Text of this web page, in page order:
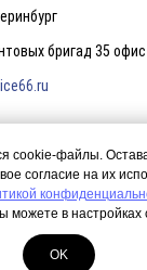
бригад 35
cookie-файлы.
согласие на их
можете в настройках
OK
ip видеонаблюдения.